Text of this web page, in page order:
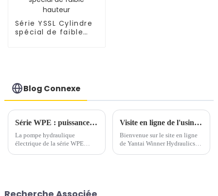
Série YSSL Cylindre
spécial de faible
Blog Connexe
Série WPE : puissance hydraulique de haute précision pour les industries exigeantes
La pompe hydraulique
électrique de la série WPE
de blocage de soupape haute
Visite en ligne de l'usine Winner
Bienvenue sur le site en ligne
de Yantai Winner Hydraulics